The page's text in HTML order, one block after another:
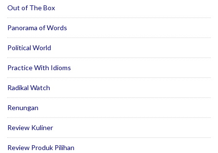
Out of The Box
Panorama of Words
Political World
Practice With Idioms
Radikal Watch
Renungan
Review Kuliner
Review Produk Pilihan